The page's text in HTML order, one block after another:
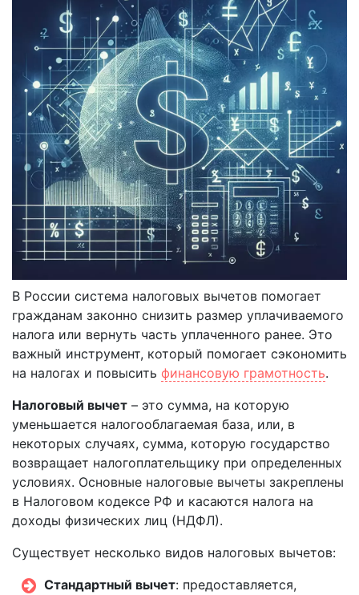
В России система налоговых вычетов помогает
гражданам законно снизить размер уплачиваемого
налога или вернуть часть уплаченного ранее. Это
важный инструмент, который помогает сэкономить
на налогах и повысить финансовую грамотность.
Налоговый вычет – это сумма, на которую
уменьшается налогооблагаемая база, или, в
некоторых случаях, сумма, которую государство
возвращает налогоплательщику при определенных
условиях. Основные налоговые вычеты закреплены
в Налоговом кодексе РФ и касаются налога на
доходы физических лиц (НДФЛ).
Существует несколько видов налоговых вычетов:
Стандартный вычет: предоставляется,